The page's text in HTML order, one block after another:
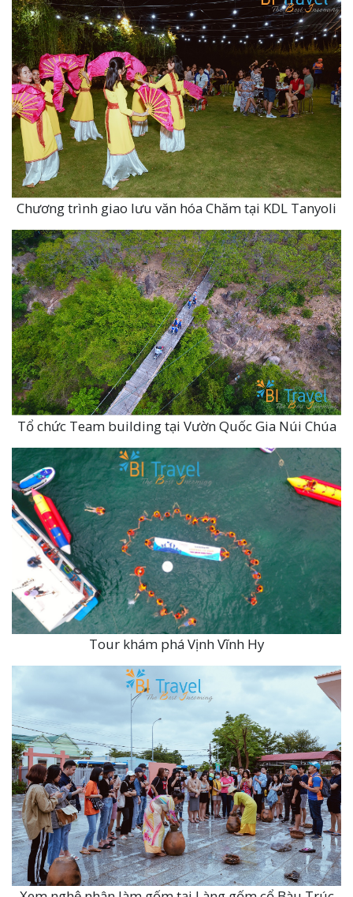
Chương trình giao lưu văn hóa Chăm tại KDL Tanyoli
Tổ chức Team building tại Vườn Quốc Gia Núi Chúa
Tour khám phá Vịnh Vĩnh Hy